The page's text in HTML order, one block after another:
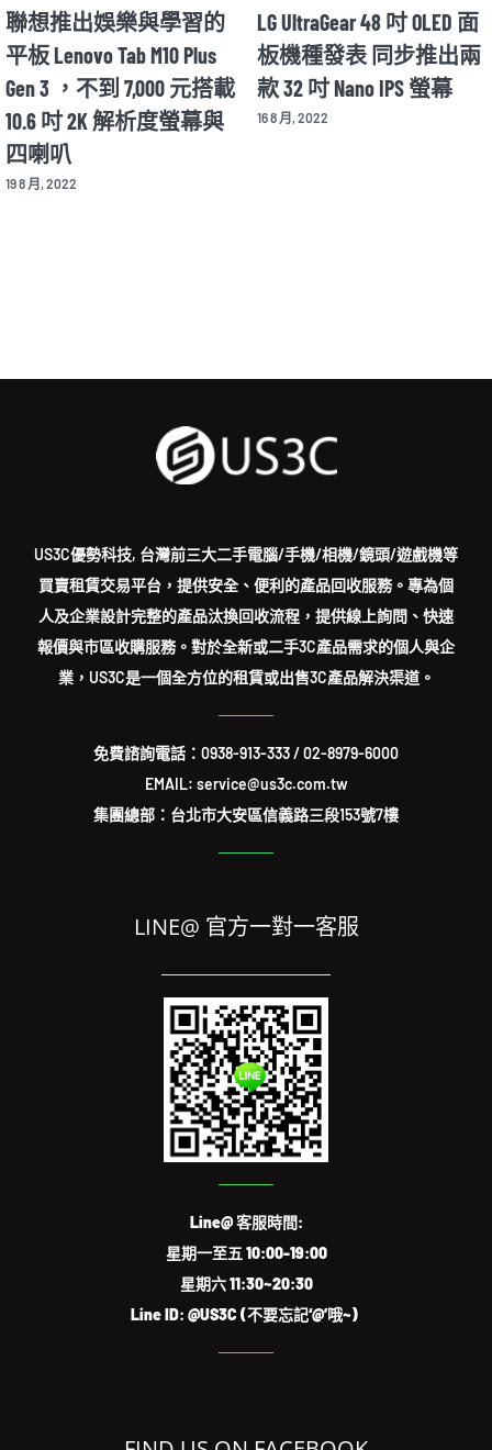
聯想推出娛樂與學習的
平板 Lenovo Tab M10 Plus
Gen 3 ，不到 7,000 元搭載
10.6 吋 2K 解析度螢幕與
四喇叭
19 8 月, 2022
LG UltraGear 48 吋 OLED 面
板機種發表 同步推出兩
款 32 吋 Nano IPS 螢幕
16 8 月, 2022
US3C優勢科技, 台灣前三大二手電腦/手機/相機/鏡頭/遊戲機等
買賣租賃交易平台，提供安全、便利的產品回收服務。專為個
人及企業設計完整的產品汰換回收流程，提供線上詢問、快速
報價與市區收購服務。對於全新或二手3C產品需求的個人與企
業，US3C是一個全方位的租賃或出售3C產品解決渠道。
免費諮詢電話： 0938-913-333/02-8979-6000
EMAIL: service@us3c.com.tw
集團總部：台北市大安區信義路三段153號7樓
LINE@ 官方一對一客服
Line@ 客服時間:
星期一至五 10:00-19:00
星期六 11:30~20:30
Line ID: @US3C (不要忘記‘@’哦~)